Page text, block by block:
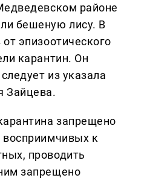
районе
бешеную лису. В
эпизоотического
карантин. Он
из указала
Зайцева.
запрещено
восприимчивых к
проводить
запрещено